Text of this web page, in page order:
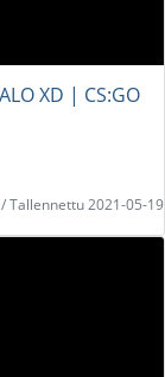
XD | CS:GO
Tallennettu 2021-05-19